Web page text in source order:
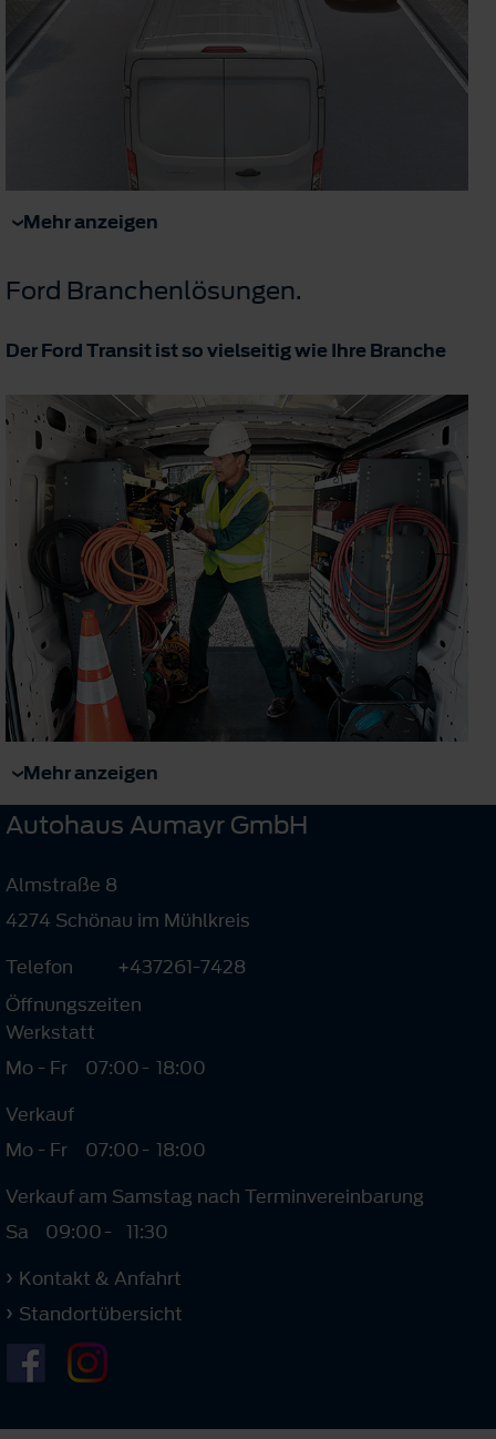
Mehr anzeigen
Ford Branchenlösungen.
Der Ford Transit ist so vielseitig wie Ihre Branche
Mehr anzeigen
Autohaus Aumayr GmbH
Almstraße 8
4274 Schönau im Mühlkreis
Telefon
+437261-7428
Öffnungszeiten
Werkstatt
Mo - Fr
07:00- 18:00
Verkauf
Mo - Fr
07:00- 18:00
Verkauf am Samstag nach Terminvereinbarung
Sa
09:00- 11:30
Kontakt & Anfahrt
Standortübersicht